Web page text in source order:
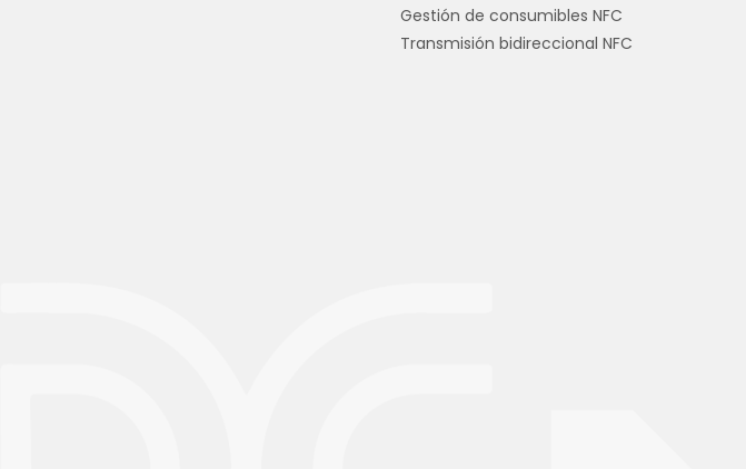
Gestión de consumibles NFC
Transmisión bidireccional NFC